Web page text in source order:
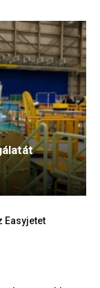
Easyjetet